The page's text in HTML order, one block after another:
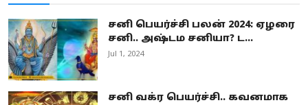
சனி பெயர்ச்சி பலன் 2024: ஏழரை
சனி.. அஷ்டம சனியா? ட...
Jul 1, 2024
சனி வக்ர பெயர்ச்சி.. கவனமாக